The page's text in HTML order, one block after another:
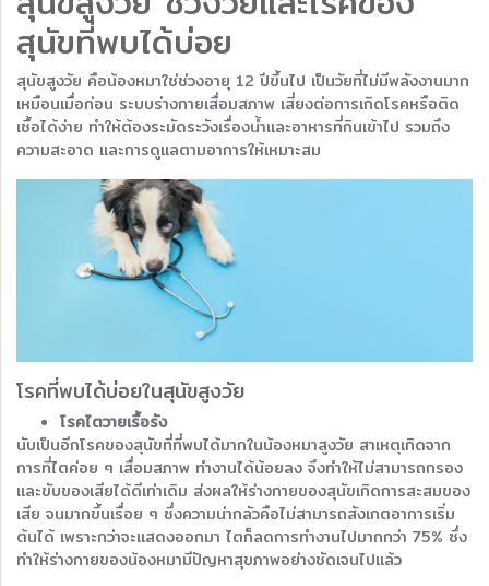
สุนัขที่พบได้บ่อย
สุนัขสูงวัย คือน้องหมาใช่ช่วงอายุ 12 ปีขึ้นไป เป็นวัยที่ไม่มีพลังงานมาก
เหมือนเมื่อก่อน ระบบร่างกายเสื่อมสภาพ เสี่ยงต่อการเกิดโรคหรือติด
เชื้อได้ง่าย ทำให้ต้องระมัดระวังเรื่องน้ำและอาหารที่กินเข้าไป รวมถึง
ความสะอาด และการดูแลตามอาการให้เหมาะสม
โรคที่พบได้บ่อยในสุนัขสูงวัย
โรคไตวายเรื้อรัง
นับเป็นอีกโรคของสุนัขที่ที่พบได้มากในน้องหมาสูงวัย สาเหตุเกิดจาก
การที่ไตค่อย ๆ เสื่อมสภาพ ทำงานได้น้อยลง จึงทำให้ไม่สามารถกรอง
และขับของเสียได้ดีเท่าเดิม ส่งผลให้ร่างกายของสุนัขเกิดการสะสมของ
เสีย จนมากขึ้นเรื่อย ๆ ซึ่งความน่ากลัวคือไม่สามารถสังเกตอาการเริ่ม
ต้นได้ เพราะกว่าจะแสดงออกมา ไตก็ลดการทำงานไปมากกว่า 75% ซึ่ง
ทำให้ร่างกายของน้องหมามีปัญหาสุขภาพอย่างชัดเจนไปแล้ว